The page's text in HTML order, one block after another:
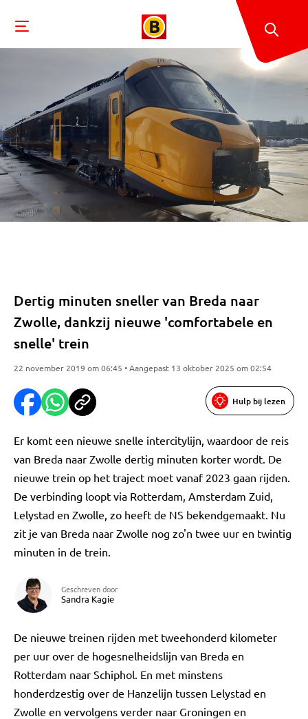
Dertig minuten sneller van Breda naar
Zwolle, dankzij nieuwe 'comfortabele en
snelle' trein
22 november 2019 om 06:45 • Aangepast 13 oktober 2025 om 02:54
Hulp bij lezen
Er komt een nieuwe snelle intercitylijn, waardoor de reis
van Breda naar Zwolle dertig minuten korter wordt. De
nieuwe trein op het traject moet vanaf 2023 gaan rijden.
De verbinding loopt via Rotterdam, Amsterdam Zuid,
Lelystad en Zwolle, zo heeft de NS bekendgemaakt. Nu
zit je van Breda naar Zwolle nog zo'n twee uur en twintig
minuten in de trein.
Geschreven door
Sandra Kagie
De nieuwe treinen rijden met tweehonderd kilometer
per uur over de hogesnelheidslijn van Breda en
Rotterdam naar Schiphol. En met minstens
honderdzestig over de Hanzelijn tussen Lelystad en
Zwolle en vervolgens verder naar Groningen en